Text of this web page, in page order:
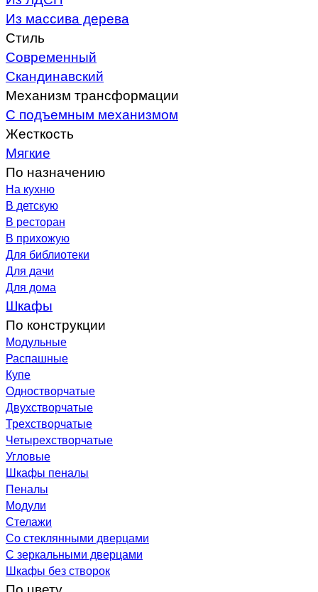
Из массива дерева
Стиль
Современный
Скандинавский
Механизм трансформации
С подъемным механизмом
Жесткость
Мягкие
По назначению
На кухню
В детскую
В ресторан
В прихожую
Для библиотеки
Для дачи
Для дома
Шкафы
По конструкции
Модульные
Распашные
Купе
Одностворчатые
Двухстворчатые
Трехстворчатые
Четырехстворчатые
Угловые
Шкафы пеналы
Пеналы
Модули
Стелажи
Со стеклянными дверцами
С зеркальными дверцами
Шкафы без створок
По цвету